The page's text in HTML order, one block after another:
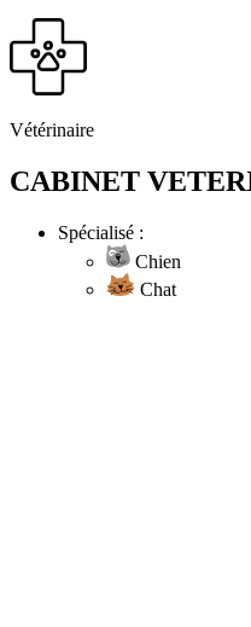
Vétérinaire
CABINET
Spécialisé :
Chien
Chat